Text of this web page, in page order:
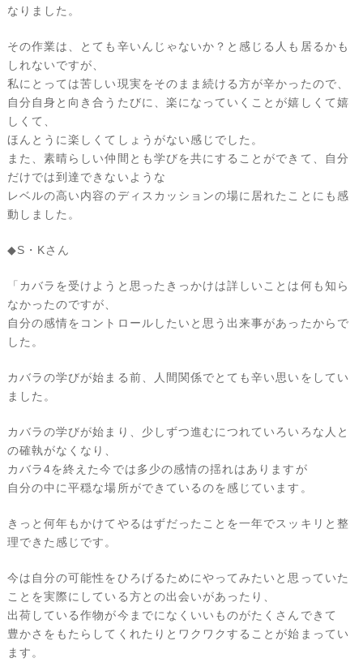
なりました。
その作業は、とても辛いんじゃないか？と感じる人も居るかも
しれないですが、
私にとっては苦しい現実をそのまま続ける方が辛かったので、
自分自身と向き合うたびに、楽になっていくことが嬉しくて嬉
しくて、
ほんとうに楽しくてしょうがない感じでした。
また、素晴らしい仲間とも学びを共にすることができて、自分
だけでは到達できないような
レベルの高い内容のディスカッションの場に居れたことにも感
動しました。
◆S・Kさん
「カバラを受けようと思ったきっかけは詳しいことは何も知ら
なかったのですが、
自分の感情をコントロールしたいと思う出来事があったからで
した。
カバラの学びが始まる前、人間関係でとても辛い思いをしてい
ました。
カバラの学びが始まり、少しずつ進むにつれていろいろな人と
の確執がなくなり、
カバラ4を終えた今では多少の感情の揺れはありますが
自分の中に平穏な場所ができているのを感じています。
きっと何年もかけてやるはずだったことを一年でスッキリと整
理できた感じです。
今は自分の可能性をひろげるためにやってみたいと思っていた
ことを実際にしている方との出会いがあったり、
出荷している作物が今までになくいいものがたくさんできて
豊かさをもたらしてくれたりとワクワクすることが始まってい
ます。